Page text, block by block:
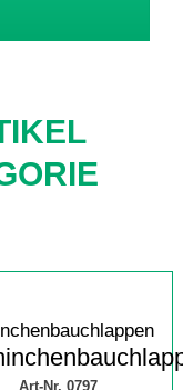
Art-Nr. 0797